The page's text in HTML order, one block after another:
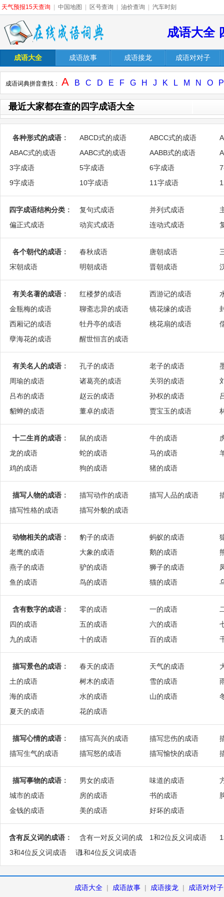
天气预报15天查询 中国地图 区号查询 油价查询 汽车时刻
成语大全
成语大全 成语故事 成语接龙 成语对对子
成语词典拼音查找： A B C D E F G H J K L M N O P
最近大家都在查的四字成语大全
各种形式的成语 ： ABCD式的成语 ABCC式的成语
ABAC式的成语
AABC式的成语 AABB式的成语
3字成语
5字成语 6字成语
9字成语
10字成语 11字成语
四字成语结构分类 ： 复句式成语 并列式成语
偏正式成语
动宾式成语 连动式成语
各个朝代的成语 ： 春秋成语 唐朝成语
宋朝成语
明朝成语 晋朝成语
有关名著的成语 ： 红楼梦的成语 西游记的成语
金瓶梅的成语
聊斋志异的成语 镜花缘的成语
西厢记的成语
牡丹亭的成语 桃花扇的成语
孽海花的成语
醒世恒言的成语
有关名人的成语 ： 孔子的成语 老子的成语
周瑜的成语
诸葛亮的成语 关羽的成语
吕布的成语
赵云的成语 孙权的成语
貂蝉的成语
董卓的成语 贾宝玉的成语
十二生肖的成语 ： 鼠的成语 牛的成语
龙的成语
蛇的成语 马的成语
鸡的成语
狗的成语 猪的成语
描写人物的成语 ： 描写动作的成语 描写人品的成语
描写性格的成语
描写外貌的成语
动物相关的成语 ： 豹子的成语 蚂蚁的成语
老鹰的成语
大象的成语 鹅的成语
燕子的成语
驴的成语 狮子的成语
鱼的成语
鸟的成语 猫的成语
含有数字的成语 ： 零的成语 一的成语
四的成语
五的成语 六的成语
九的成语
十的成语 百的成语
描写景色的成语 ： 春天的成语 天气的成语
土的成语
树木的成语 雪的成语
海的成语
水的成语 山的成语
夏天的成语
花的成语
描写心情的成语 ： 描写高兴的成语 描写悲伤的成语
描写生气的成语
描写怒的成语 描写愉快的成语
描写事物的成语 ： 男女的成语 味道的成语
城市的成语
房的成语 书的成语
金钱的成语
美的成语 好坏的成语
含有反义词的成语 ：
含有一对反义词的成
语
1和2位反义词成语
3和4位反义词成语
1和4位反义词成语
成语大全 | 成语故事 | 成语接龙 |
成语对对子